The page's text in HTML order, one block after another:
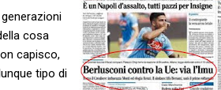
cosa
capisco,
tipo di